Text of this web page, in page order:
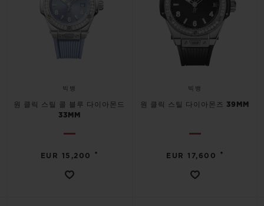
빅뱅
원 클릭 스틸 콜 블루 다이아몬드
33MM
EUR 15,200 •
빅뱅
원 클릭 스틸 다이아몬즈 39MM
EUR 17,600 •